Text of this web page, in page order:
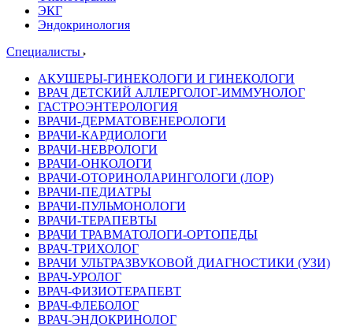
ЭКГ
Эндокринология
Специалисты
АКУШЕРЫ-ГИНЕКОЛОГИ И ГИНЕКОЛОГИ
ВРАЧ ДЕТСКИЙ АЛЛЕРГОЛОГ-ИММУНОЛОГ
ГАСТРОЭНТЕРОЛОГИЯ
ВРАЧИ-ДЕРМАТОВЕНЕРОЛОГИ
ВРАЧИ-КАРДИОЛОГИ
ВРАЧИ-НЕВРОЛОГИ
ВРАЧИ-ОНКОЛОГИ
ВРАЧИ-ОТОРИНОЛАРИНГОЛОГИ (ЛОР)
ВРАЧИ-ПЕДИАТРЫ
ВРАЧИ-ПУЛЬМОНОЛОГИ
ВРАЧИ-ТЕРАПЕВТЫ
ВРАЧИ ТРАВМАТОЛОГИ-ОРТОПЕДЫ
ВРАЧ-ТРИХОЛОГ
ВРАЧИ УЛЬТРАЗВУКОВОЙ ДИАГНОСТИКИ (УЗИ)
ВРАЧ-УРОЛОГ
ВРАЧ-ФИЗИОТЕРАПЕВТ
ВРАЧ-ФЛЕБОЛОГ
ВРАЧ-ЭНДОКРИНОЛОГ